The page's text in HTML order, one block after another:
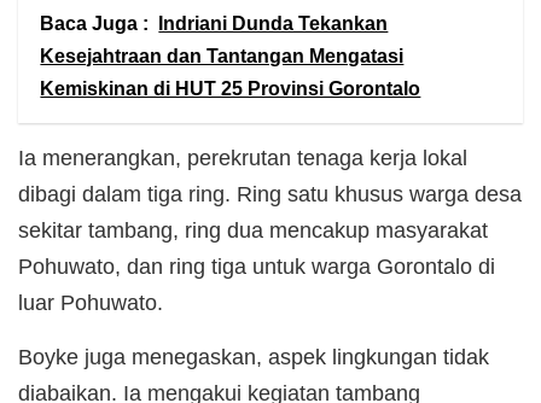
Baca Juga :
Indriani Dunda Tekankan
Kesejahtraan dan Tantangan Mengatasi
Kemiskinan di HUT 25 Provinsi Gorontalo
Ia menerangkan, perekrutan tenaga kerja lokal
dibagi dalam tiga ring. Ring satu khusus warga desa
sekitar tambang, ring dua mencakup masyarakat
Pohuwato, dan ring tiga untuk warga Gorontalo di
luar Pohuwato.
Boyke juga menegaskan, aspek lingkungan tidak
diabaikan. Ia mengakui kegiatan tambang